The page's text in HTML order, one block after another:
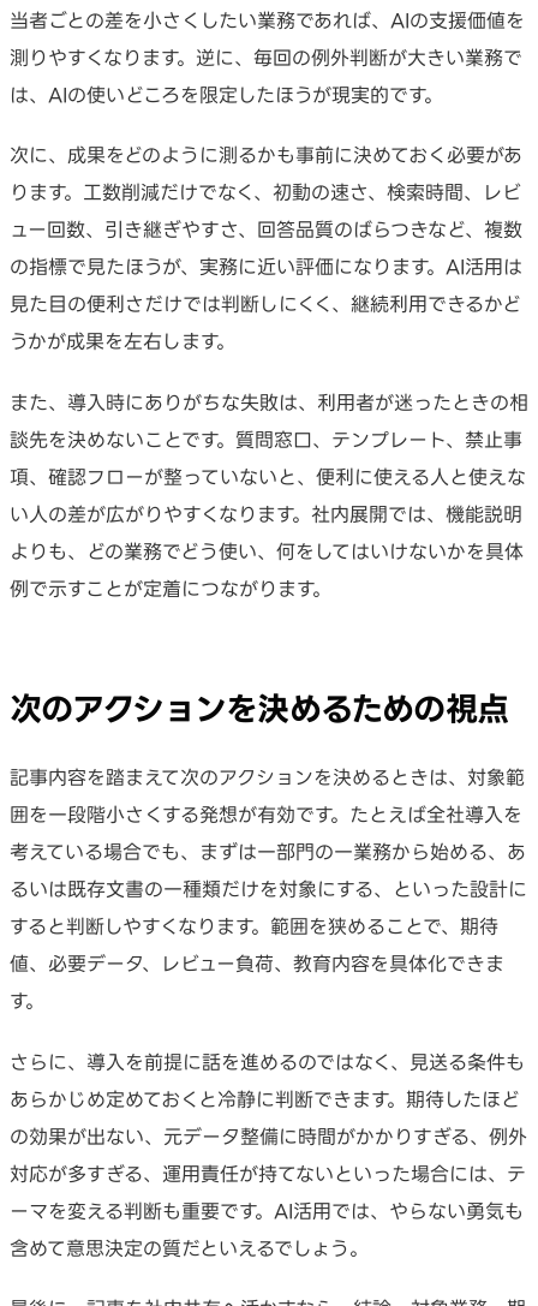
当者ごとの差を小さくしたい業務であれば、AIの支援価値を
測りやすくなります。逆に、毎回の例外判断が大きい業務で
は、AIの使いどころを限定したほうが現実的です。
次に、成果をどのように測るかも事前に決めておく必要があ
ります。工数削減だけでなく、初動の速さ、検索時間、レビ
ュー回数、引き継ぎやすさ、回答品質のばらつきなど、複数
の指標で見たほうが、実務に近い評価になります。AI活用は
見た目の便利さだけでは判断しにくく、継続利用できるかど
うかが成果を左右します。
また、導入時にありがちな失敗は、利用者が迷ったときの相
談先を決めないことです。質問窓口、テンプレート、禁止事
項、確認フローが整っていないと、便利に使える人と使えな
い人の差が広がりやすくなります。社内展開では、機能説明
よりも、どの業務でどう使い、何をしてはいけないかを具体
例で示すことが定着につながります。
次のアクションを決めるための視点
記事内容を踏まえて次のアクションを決めるときは、対象範
囲を一段階小さくする発想が有効です。たとえば全社導入を
考えている場合でも、まずは一部門の一業務から始める、あ
るいは既存文書の一種類だけを対象にする、といった設計に
すると判断しやすくなります。範囲を狭めることで、期待
値、必要データ、レビュー負荷、教育内容を具体化できま
す。
さらに、導入を前提に話を進めるのではなく、見送る条件も
あらかじめ定めておくと冷静に判断できます。期待したほど
の効果が出ない、元データ整備に時間がかかりすぎる、例外
対応が多すぎる、運用責任が持てないといった場合には、テ
ーマを変える判断も重要です。AI活用では、やらない勇気も
含めて意思決定の質だといえるでしょう。